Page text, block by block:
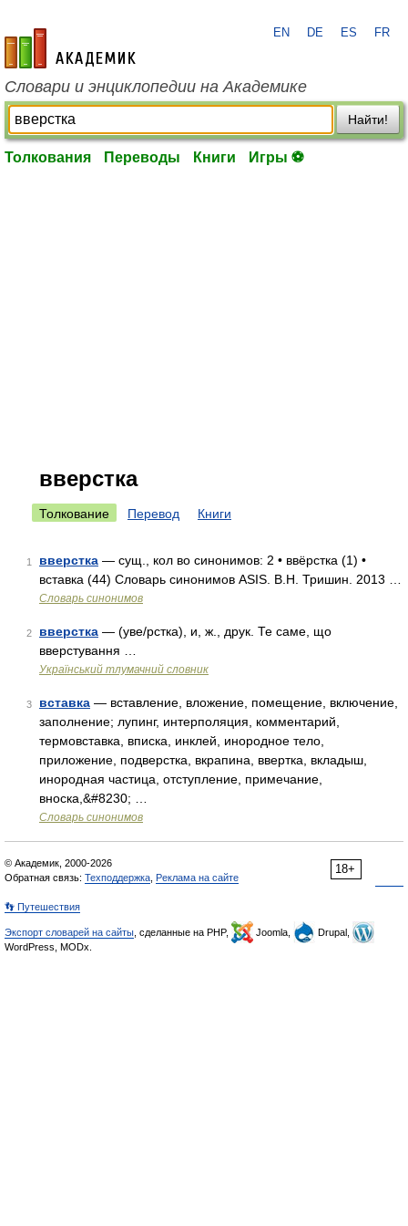
academic.ru
EN DE ES FR
Словари и энциклопедии на Академике
Найти!
Толкования Переводы Книги Игры ⚽
вверстка
Толкование Перевод Книги
1 вверстка — сущ., кол во синонимов: 2 • ввёрстка (1) •
вставка (44) Словарь синонимов ASIS. В.Н. Тришин. 2013 …
Словарь синонимов
2 вверстка — (уве/рстка), и, ж., друк. Те саме, що
вверстування …
Український тлумачний словник
3 вставка — вставление, вложение, помещение, включение,
заполнение; лупинг, интерполяция, комментарий,
термовставка, вписка, инклей, инородное тело,
приложение, подверстка, вкрапина, ввертка, вкладыш,
инородная частица, отступление, примечание,
вноска,&#8230; …
Словарь синонимов
18+
© Академик, 2000-2026
Обратная связь: Техподдержка Реклама на сайте
👣 Путешествия
Экспорт словарей на сайты , сделанные на PHP, Joomla,
Drupal,
WordPress, MODx.